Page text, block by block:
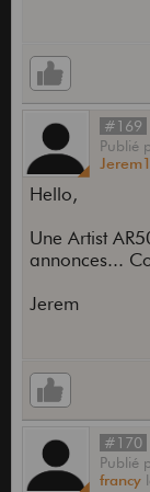
#169
Publié
Hello,
Une Artist
annonces...
Jerem
#170
Publié
francy